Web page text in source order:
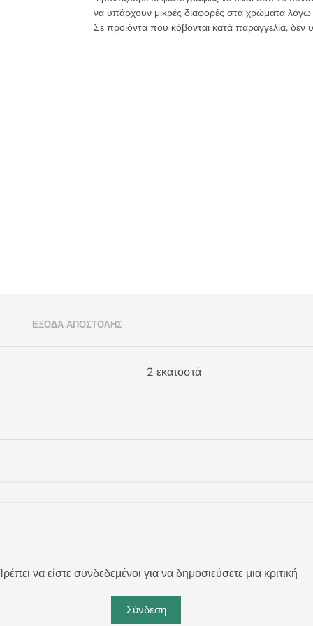
να υπάρχουν μικρές διαφορές στα χρώματα
Σε προιόντα που κόβονται κατά παραγγελία, δεν
ΈΞΟΔΑ ΑΠΟΣΤΟΛΉΣ
2 εκατοστά
να είστε συνδεδεμένοι για να δημοσιεύσετε μια κριτική
Σύνδεση